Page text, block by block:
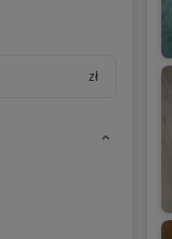
zł